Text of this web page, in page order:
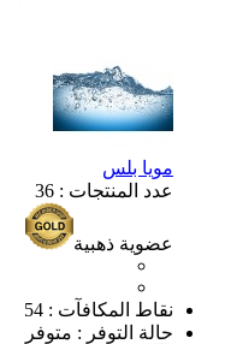
مويا بلس
عدد المنتجات : 36
عضوية ذهبية
نقاط المكافآت : 54
حالة التوفر : متوفر